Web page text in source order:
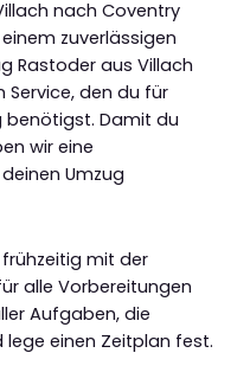
nach Coventry
zuverlässigen
Rastoder aus Villach
den du für
benötigst. Damit du
wir eine
Umzug
mit der
alle Vorbereitungen
Aufgaben, die
einen Zeitplan fest.